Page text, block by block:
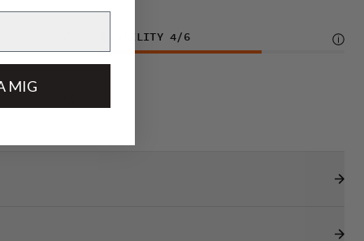
DURABILITY 4/6
MIG